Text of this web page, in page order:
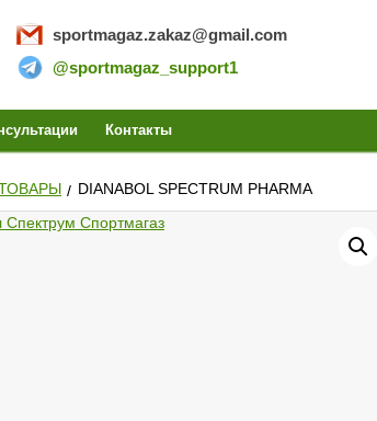
sportmagaz.zakaz@gmail.com
@sportmagaz_support1
Контакты
DIANABOL SPECTRUM PHARMA